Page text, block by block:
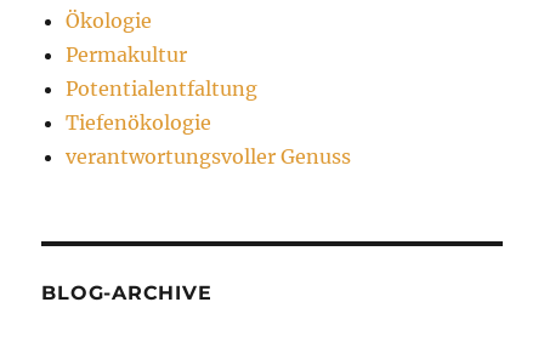
Ökologie
Permakultur
Potentialentfaltung
Tiefenökologie
verantwortungsvoller Genuss
BLOG-ARCHIVE